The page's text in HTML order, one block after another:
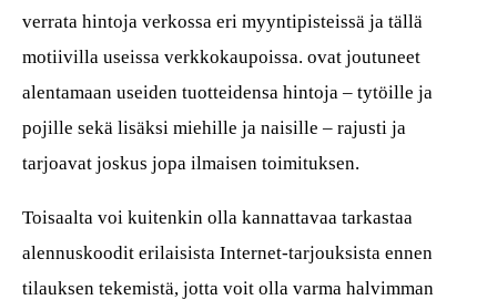
verrata hintoja verkossa eri myyntipisteissä ja tällä
motiivilla useissa verkkokaupoissa. ovat joutuneet
alentamaan useiden tuotteidensa hintoja – tytöille ja
pojille sekä lisäksi miehille ja naisille – rajusti ja
tarjoavat joskus jopa ilmaisen toimituksen.
Toisaalta voi kuitenkin olla kannattavaa tarkastaa
alennuskoodit erilaisista Internet-tarjouksista ennen
tilauksen tekemistä, jotta voit olla varma halvimman